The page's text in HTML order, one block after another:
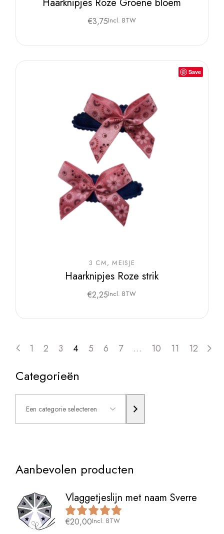
€3,75Incl. BTW
Save
3 CM MEISJE
Haarknipjes Roze strik
€2,25Incl. BTW
1 2 3 4 5 6 7 … 10 11 12
Categorieën
Een
categorie
selecteren
Aanbevolen producten
Vlaggetjeslijn met naam Sverre
€20,00Incl. BTW